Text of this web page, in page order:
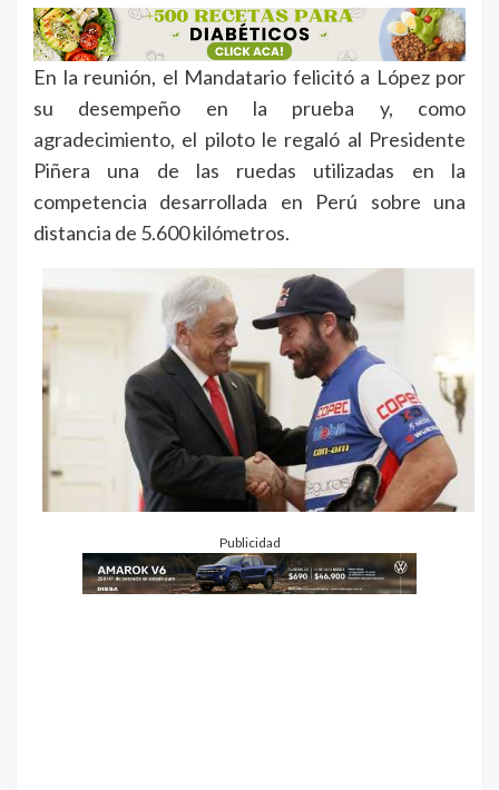
En la reunión, el Mandatario felicitó a López por
su desempeño en la prueba y, como
agradecimiento, el piloto le regaló al Presidente
Piñera una de las ruedas utilizadas en la
competencia desarrollada en Perú sobre una
distancia de 5.600 kilómetros.
Publicidad